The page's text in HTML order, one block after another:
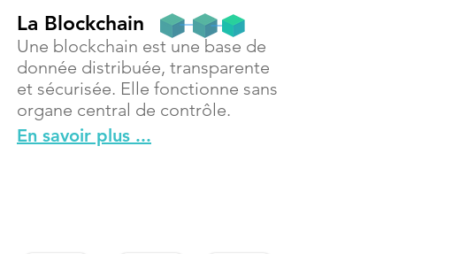
La Blockchain
Une blockchain est une base de
donnée distribuée, transparente
et sécurisée. Elle fonctionne sans
organe central de contrôle.
En savoir plus ...